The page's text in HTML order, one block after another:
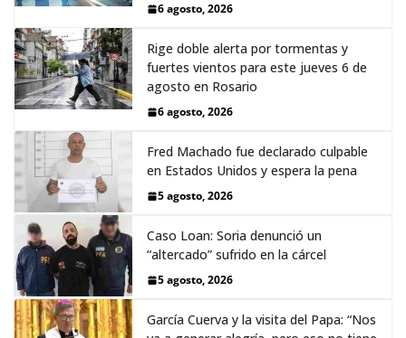
6 agosto, 2026
Rige doble alerta por tormentas y
fuertes vientos para este jueves 6 de
agosto en Rosario
6 agosto, 2026
Fred Machado fue declarado culpable
en Estados Unidos y espera la pena
5 agosto, 2026
Caso Loan: Soria denunció un
“altercado” sufrido en la cárcel
5 agosto, 2026
García Cuerva y la visita del Papa: “Nos